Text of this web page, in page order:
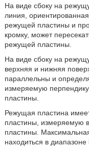
На виде сбоку на
линия,
режущей пластины и
кромку, может
режущей пластины.
На виде сбоку на
верхняя и нижняя
параллельны и
измеряемую
пластины.
Режущая пластина
пластины, измеряемую
пластины.
находиться в